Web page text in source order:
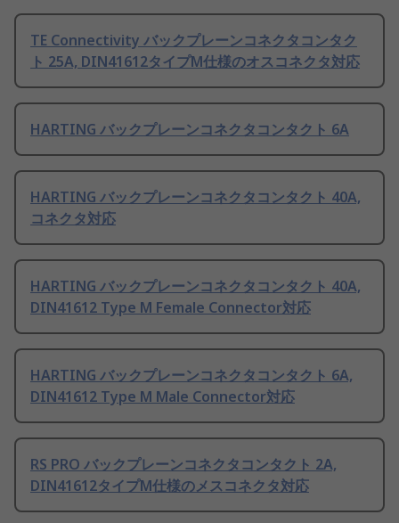
TE Connectivity バックプレーンコネクタコンタク
ト 25A, DIN41612タイプM仕様のオスコネクタ対応
HARTING バックプレーンコネクタコンタクト 6A
HARTING バックプレーンコネクタコンタクト 40A,
コネクタ対応
HARTING バックプレーンコネクタコンタクト 40A,
DIN41612 Type M Female Connector対応
HARTING バックプレーンコネクタコンタクト 6A,
DIN41612 Type M Male Connector対応
RS PRO バックプレーンコネクタコンタクト 2A,
DIN41612タイプM仕様のメスコネクタ対応